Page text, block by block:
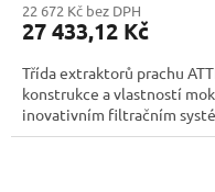
22 672 Kč bez DPH
27 433,12 Kč
Třída extraktorů prachu
konstrukce a vlastností
inovativním filtračním